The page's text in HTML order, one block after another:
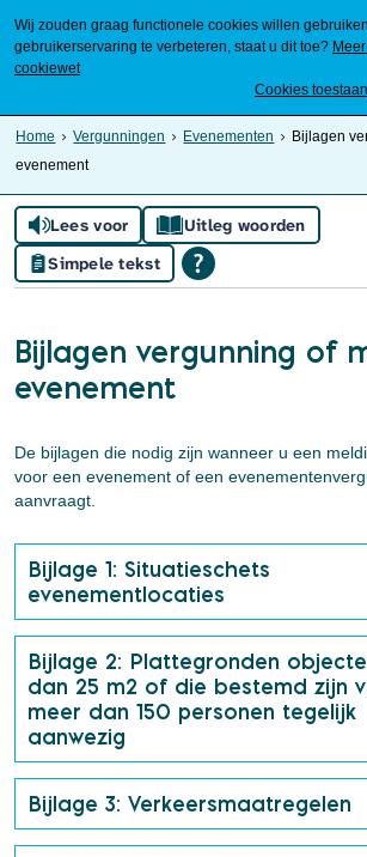
Wij zouden graag functionele cookies willen
gebruikerservaring te verbeteren, staat u dit toe?
cookiewet
Cookies toestaan
Home Vergunningen Evenementen
Bijlagen
evenement
Lees voor
Uitleg woorden
Simpele tekst
Bijlagen vergunning of
evenement
De bijlagen die nodig zijn wanneer u een
voor een evenement of een
aanvraagt.
Bijlage 1: Situatieschets
evenementlocaties
Bijlage 2: Plattegronden
dan 25 m2 of die bestemd zijn
meer dan 150 personen tegelijk
aanwezig
Bijlage 3: Verkeersmaatregelen